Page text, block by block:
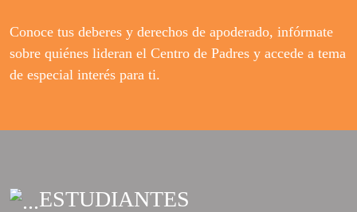
Conoce tus deberes y derechos de apoderado, infórmate
sobre quiénes lideran el Centro de Padres y accede a tema
de especial interés para ti.
ESTUDIANTES